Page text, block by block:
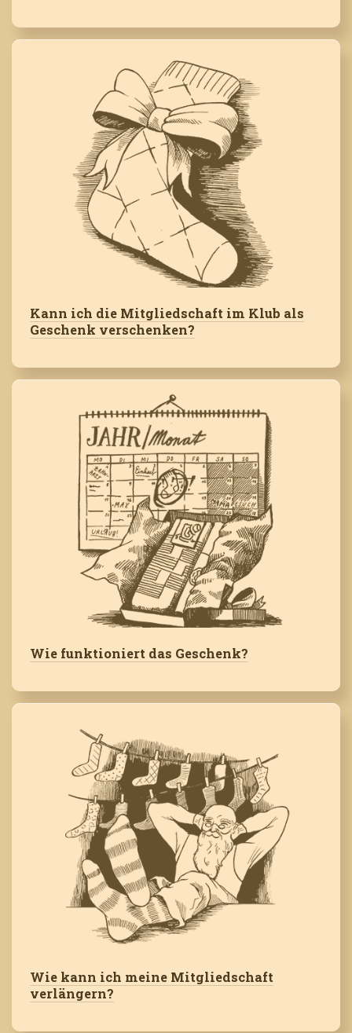
Kann ich die Mitgliedschaft im Klub als
Geschenk verschenken?
Wie funktioniert das Geschenk?
Wie kann ich meine Mitgliedschaft
verlängern?